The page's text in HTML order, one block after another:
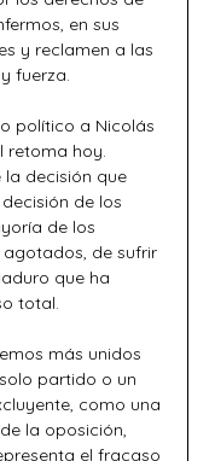
en sus
y reclamen a las
fuerza.
político a Nicolás
retoma hoy.
la decisión que
de los
de los
de sufrir
que ha
total.
más unidos
partido o un
como una
la oposición,
el fracaso